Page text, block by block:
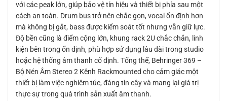
với các peak lớn, giúp bảo vệ tín hiệu và thiết bị phía sau một
cách an toàn. Drum bus trở nên chắc gọn, vocal ổn định hơn
mà không bị gắt, bass được kiểm soát tốt nhưng vẫn giữ lực.
Độ bền cũng là điểm cộng lớn, khung rack 2U chắc chắn, linh
kiện bên trong ổn định, phù hợp sử dụng lâu dài trong studio
hoặc hệ thống âm thanh cố định. Tổng thể, Behringer 369 –
Bộ Nén Âm Stereo 2 Kênh Rackmounted cho cảm giác một
thiết bị làm việc nghiêm túc, đáng tin cậy và mang lại giá trị
thực sự trong quá trình sản xuất âm thanh.